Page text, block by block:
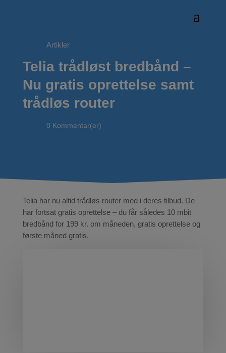
Artikler
Telia trådløst bredbånd –
Nu gratis oprettelse samt
trådløs router
0 Kommentar(er)
Telia har nu altid trådløs router med i deres tilbud. De
har fortsat gratis oprettelse – du får således 10 mbit
bredbånd for 199 kr. om måneden, gratis oprettelse og
første måned gratis.